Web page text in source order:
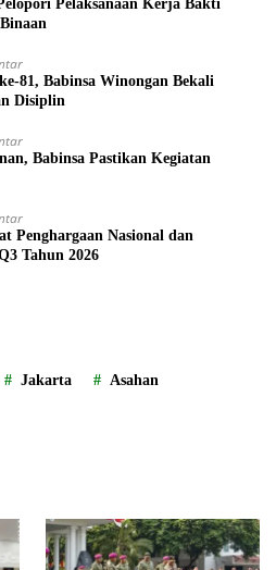
Pelaksanaan Kerja Bakti
81, Babinsa Winongan Bekali
Disiplin
Babinsa Pastikan Kegiatan
Penghargaan Nasional dan
Tahun 2026
Jakarta Asahan